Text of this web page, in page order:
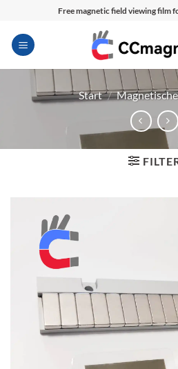
springen
Free magnetic field viewing film
Start /